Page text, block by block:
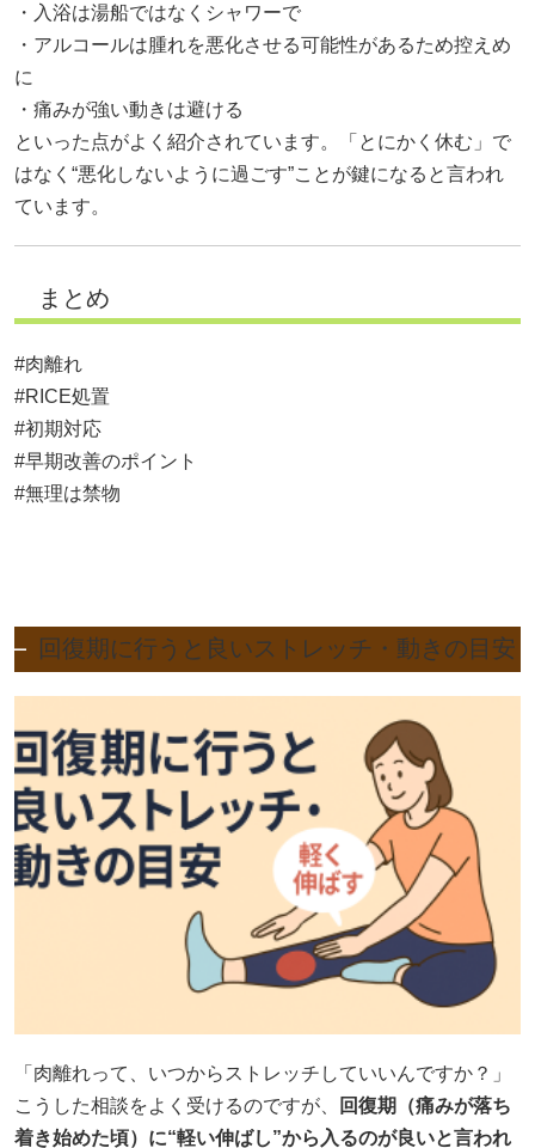
・入浴は湯船ではなくシャワーで
・アルコールは腫れを悪化させる可能性があるため控えめ
に
・痛みが強い動きは避ける
といった点がよく紹介されています。「とにかく休む」で
はなく“悪化しないように過ごす”ことが鍵になると言われ
ています。
まとめ
#肉離れ
#RICE処置
#初期対応
#早期改善のポイント
#無理は禁物
回復期に行うと良いストレッチ・動きの目安
「肉離れって、いつからストレッチしていいんですか？」
こうした相談をよく受けるのですが、
回復期（痛みが落ち
着き始めた頃）に“軽い伸ばし”から入るのが良いと言われ